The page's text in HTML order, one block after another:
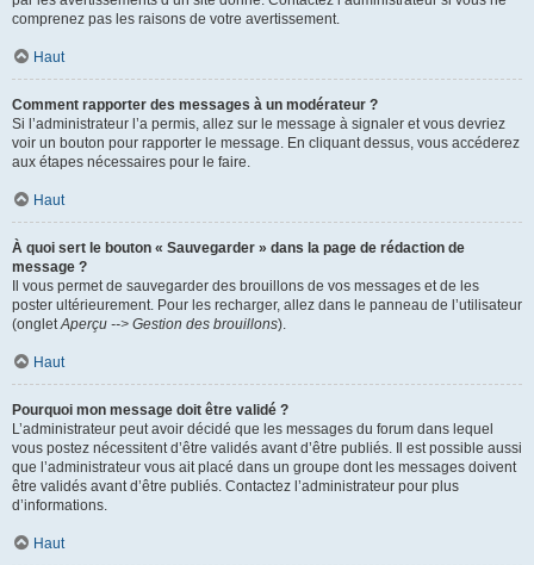
comprenez pas les raisons de votre avertissement.
Haut
Comment rapporter des messages à un modérateur ?
Si l’administrateur l’a permis, allez sur le message à signaler et vous devriez
voir un bouton pour rapporter le message. En cliquant dessus, vous accéderez
aux étapes nécessaires pour le faire.
Haut
À quoi sert le bouton « Sauvegarder » dans la page de rédaction de
message ?
Il vous permet de sauvegarder des brouillons de vos messages et de les
poster ultérieurement. Pour les recharger, allez dans le panneau de l’utilisateur
(ongletAperçu --> Gestion des brouillons).
Haut
Pourquoi mon message doit être validé ?
L’administrateur peut avoir décidé que les messages du forum dans lequel
vous postez nécessitent d’être validés avant d’être publiés. Il est possible aussi
que l’administrateur vous ait placé dans un groupe dont les messages doivent
être validés avant d’être publiés. Contactez l’administrateur pour plus
d’informations.
Haut